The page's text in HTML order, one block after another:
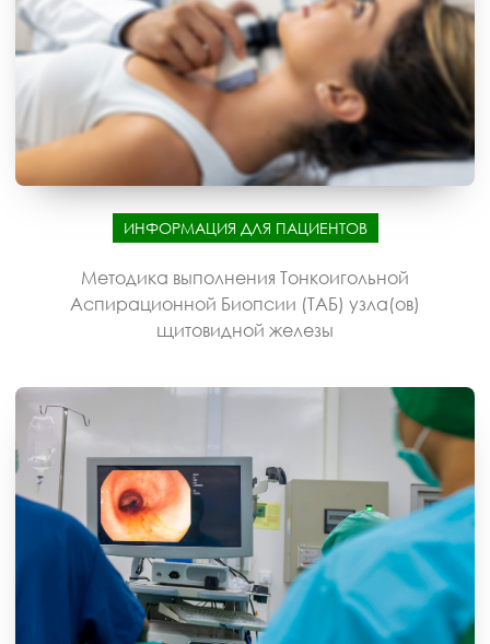
ИНФОРМАЦИЯ ДЛЯ ПАЦИЕНТОВ
Методика выполнения Тонкоигольной
Аспирационной Биопсии (ТАБ) узла(ов)
щитовидной железы